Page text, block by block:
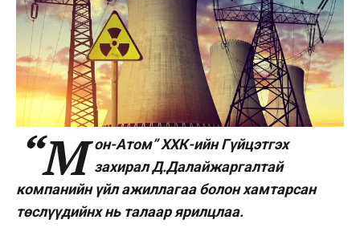
“М он-Атом” ХХК-ийн Гүйцэтгэх
захирал Д.Далайжаргалтай
компанийн үйл ажиллагаа болон хамтарсан
төслүүдийнх нь талаар ярилцлаа.